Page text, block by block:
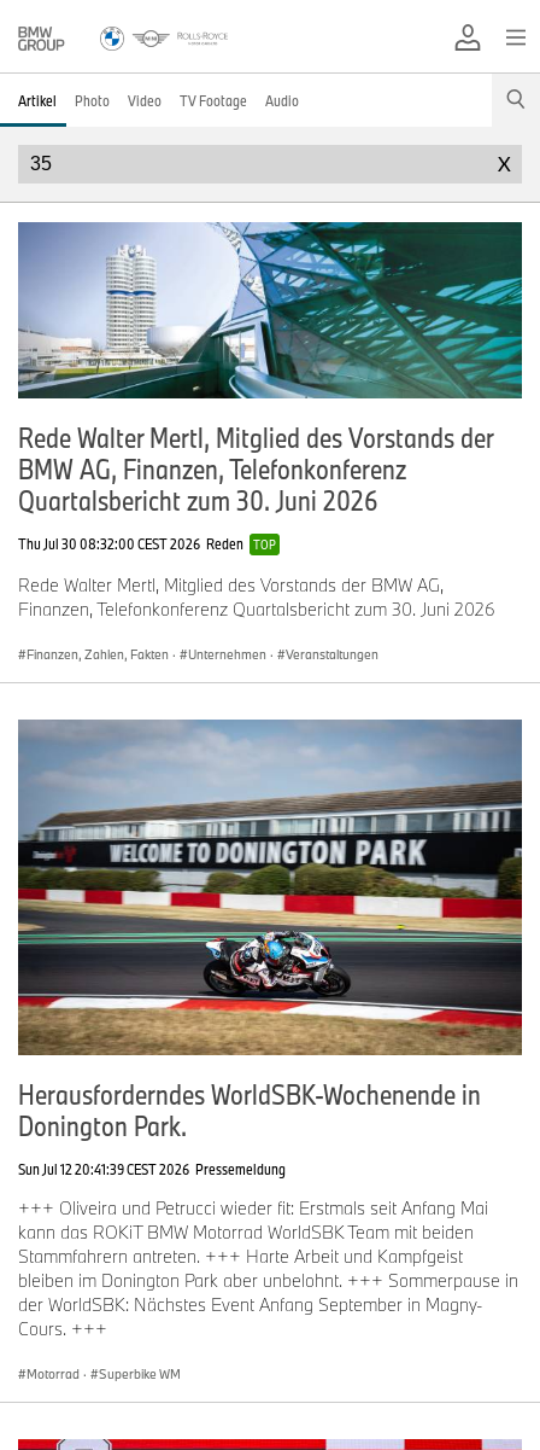
Artikel Photo Video TV Footage Audio
X
Rede Walter Mertl, Mitglied des Vorstands der
BMW AG, Finanzen, Telefonkonferenz
Quartalsbericht zum 30. Juni 2026
Thu Jul 30 08:32:00 CEST 2026 Reden TOP
Rede Walter Mertl, Mitglied des Vorstands der BMW AG,
Finanzen, Telefonkonferenz Quartalsbericht zum 30. Juni 2026
Finanzen, Zahlen, Fakten · Unternehmen · Veranstaltungen
Herausforderndes WorldSBK-Wochenende in
Donington Park.
Sun Jul 12 20:41:39 CEST 2026 Pressemeldung
+++ Oliveira und Petrucci wieder fit: Erstmals seit Anfang Mai
kann das ROKiT BMW Motorrad WorldSBK Team mit beiden
Stammfahrern antreten. +++ Harte Arbeit und Kampfgeist
bleiben im Donington Park aber unbelohnt. +++ Sommerpause in
der WorldSBK: Nächstes Event Anfang September in Magny-
Cours. +++
Motorrad · Superbike WM